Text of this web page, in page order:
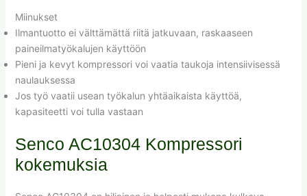
Miinukset
Ilmantuotto ei välttämättä riitä jatkuvaan, raskaaseen
paineilmatyökalujen käyttöön
Pieni ja kevyt kompressori voi vaatia taukoja intensiivisessä
naulauksessa
Jos työ vaatii usean työkalun yhtäaikaista käyttöä,
kapasiteetti voi tulla vastaan
Senco AC10304 Kompressori
kokemuksia